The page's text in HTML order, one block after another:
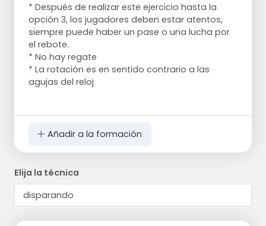
* Después de realizar este ejercicio hasta la
opción 3, los jugadores deben estar atentos,
siempre puede haber un pase o una lucha por
el rebote.
* No hay regate
* La rotación es en sentido contrario a las
agujas del reloj
Añadir a la formación
Elija la técnica